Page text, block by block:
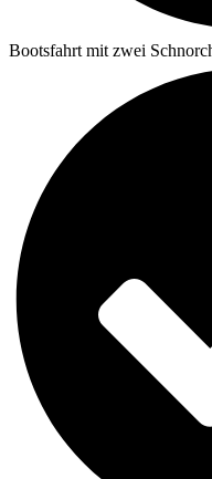
Bootsfahrt mit zwei